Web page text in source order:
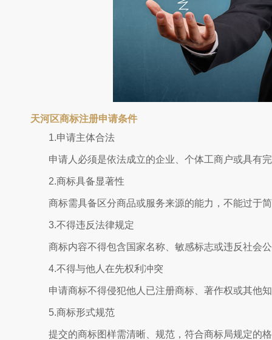
天河区商标注册申请条件
1.申请主体合法
申请人必须是依法成立的企业、个体工商户或具有
2.商标具备显著性
商标需具备区分商品或服务来源的能力，不能过于
3.不得违反法律规定
商标内容不得包含国家名称、敏感标志或违反社会
4.不得与他人在先权利冲突
申请商标不得侵犯他人已注册商标、著作权或其他
5.商标形式规范
提交的商标图样需清晰、规范，符合商标局规定的